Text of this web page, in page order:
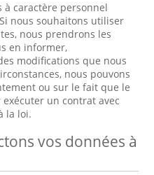
à caractère personnel
nous souhaitons utiliser
nous prendrons les
en informer,
modifications que nous
nous pouvons
ou sur le fait que le
un contrat avec
la loi.
vos données à